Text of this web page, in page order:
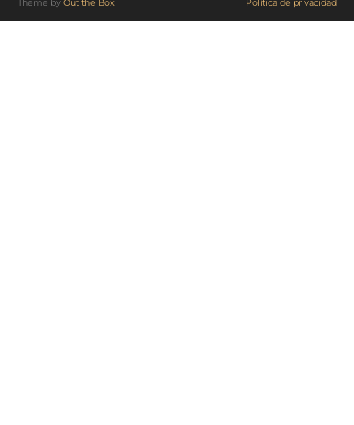
Theme by Out the Box Política de privacidad